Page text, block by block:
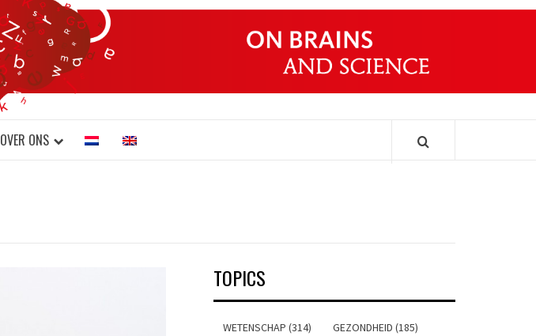
DONDERS WONDERS
OVER ONS
TOPICS
WETENSCHAP (314) GEZONDHEID (185)